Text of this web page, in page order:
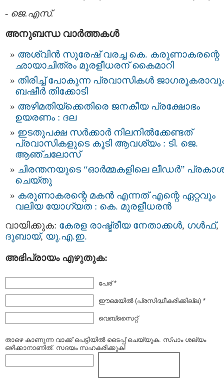
- ജെ.എസ്.
അനുബന്ധ വാര്‍ത്തകള്‍
അശ്വിന്‍ സുരേഷ് വരച്ച കെ. കരുണാകരന്റെ
ഛായാചിത്രം മുരളീധരന് കൈമാറി
തിരിച്ച് പോകുന്ന പ്രവാസികള്‍
ബഷീര്‍ തിക്കോടി
അഴിമതിയ്ക്കെതിരെ ജനകീയ പ്രക്ഷോഭം
ഉയരണം : ദല
ഇടതുപക്ഷ സര്‍ക്കാര്‍ നിലനില്‍ക്കേണ്ടത്
പ്രവാസികളുടെ കൂടി ആവശ്യം : ടി. ജെ.
ആഞ്ചലോസ്
ചിരന്തനയുടെ “ഓര്‍മ്മകളിലെ ലീഡര്‍”
ചെയ്തു
കരുണാകരന്റെ മകന്‍ എന്നത് എന്റെ ഏറ്റവും
വലിയ യോഗ്യത : കെ. മുരളീധരന്‍
വായിക്കുക: കേരള രാഷ്ട്രീയ നേതാക്കള്‍, ഗള്‍ഫ്‌,
ദുബായ്‌, യു.എ.ഇ.
അഭിപ്രായം എഴുതുക:
പേര് *
ഈമെയില്‍ (പ്രസിദ്ധീകരിക്കില്ല) *
വെബ്സൈറ്റ്
താഴെ കാണുന്ന വാക്ക് പെട്ടിയില്‍ ടൈപ്പ്‌ ചെയ്യുക. സ്പാം ശല്യം
ഒഴിക്കാനാണിത്. സദയം സഹകരിക്കുക!